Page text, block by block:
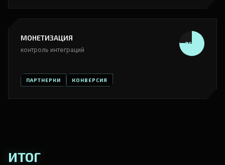
МОНЕТИЗАЦИЯ
контроль интеграций
76%
ПАРТНЕРКИ КОНВЕРСИЯ
ИТОГ